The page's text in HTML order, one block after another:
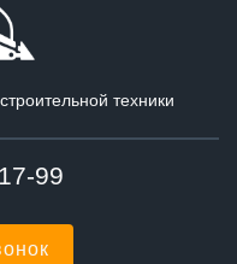
техники
99